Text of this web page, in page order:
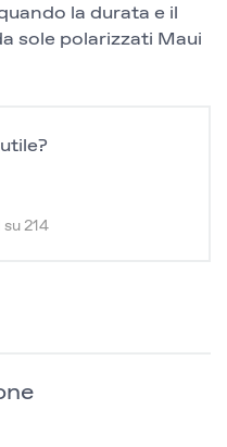
la durata e il
sole polarizzati Maui
214